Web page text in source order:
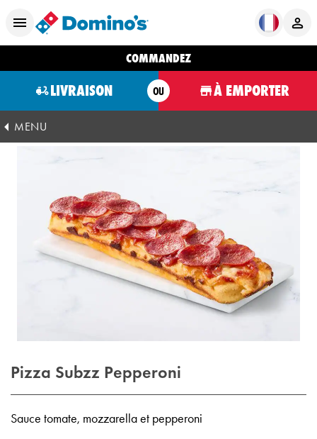
COMMANDEZ
LIVRAISON OU À EMPORTER
MENU
Pizza Subzz Pepperoni
Sauce tomate, mozzarella et pepperoni